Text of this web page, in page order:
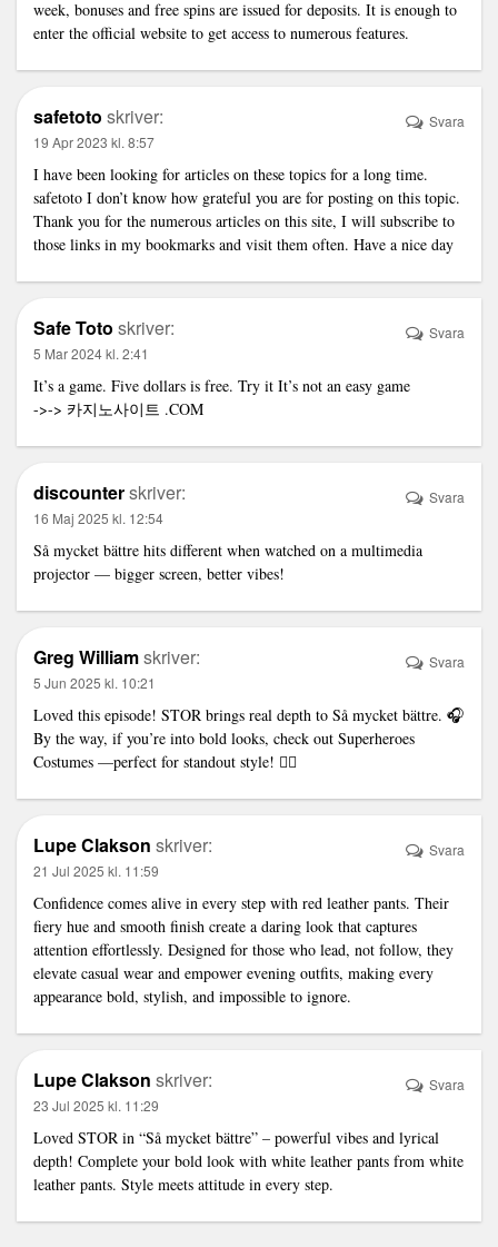
week, bonuses and free spins are issued for deposits. It is enough to
enter the official website to get access to numerous features.
safetoto skriver:
19 Apr 2023 kl. 8:57
I have been looking for articles on these topics for a long time.
safetoto I don’t know how grateful you are for posting on this topic.
Thank you for the numerous articles on this site, I will subscribe to
those links in my bookmarks and visit them often. Have a nice day
Svara
Safe Toto skriver:
5 Mar 2024 kl. 2:41
It’s a game. Five dollars is free. Try it It’s not an easy game
->-> 카지노사이트 .COM
Svara
discounterskriver:
16 Maj 2025 kl. 12:54
Så mycket bättre hits different when watched on a multimedia
projector — bigger screen, better vibes!
Svara
Greg Williamskriver:
5 Jun 2025 kl. 10:21
Loved this episode! STOR brings real depth to Så mycket bättre. 🎧
By the way, if you’re into bold looks, check out Superheroes
Costumes —perfect for standout style! 🦸‍♂️
Svara
Lupe Clakson skriver:
21 Jul 2025 kl. 11:59
Confidence comes alive in every step with red leather pants. Their
fiery hue and smooth finish create a daring look that captures
attention effortlessly. Designed for those who lead, not follow, they
elevate casual wear and empower evening outfits, making every
appearance bold, stylish, and impossible to ignore.
Svara
Lupe Clakson skriver:
23 Jul 2025 kl. 11:29
Loved STOR in “Så mycket bättre” – powerful vibes and lyrical
depth! Complete your bold look with white leather pants from white
leather pants. Style meets attitude in every step.
Svara